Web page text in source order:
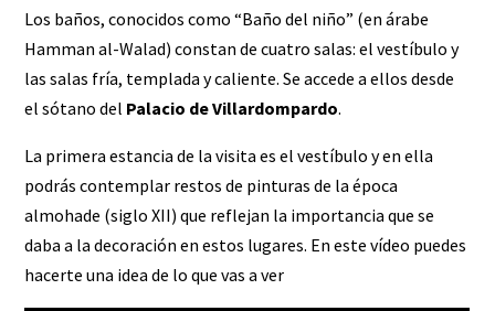
Los baños, conocidos como “Baño del niño” (en árabe
Hamman al-Walad) constan de cuatro salas: el vestíbulo y
las salas fría, templada y caliente. Se accede a ellos desde
el sótano del Palacio de Villardompardo.
La primera estancia de la visita es el vestíbulo y en ella
podrás contemplar restos de pinturas de la época
almohade (siglo XII) que reflejan la importancia que se
daba a la decoración en estos lugares. En este vídeo puedes
hacerte una idea de lo que vas a ver